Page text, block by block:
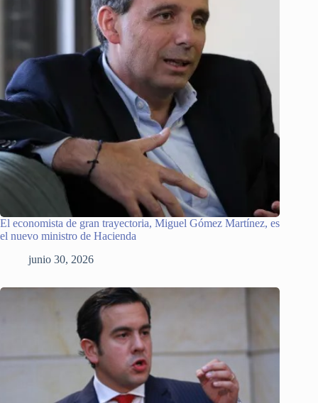
El economista de gran trayectoria, Miguel Gómez Martínez, es
el nuevo ministro de Hacienda
junio 30, 2026